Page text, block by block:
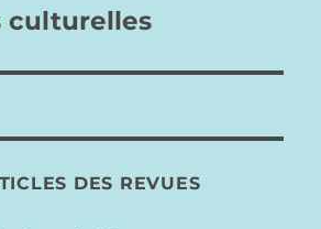
culturelles
DES REVUES